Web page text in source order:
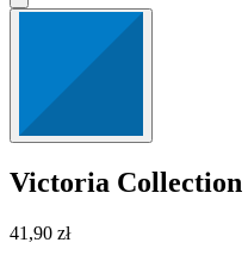
Victoria Collection
41,90 zł